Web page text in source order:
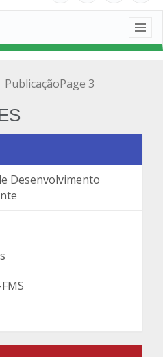
PublicaçãoPage 3
Desenvolvimento